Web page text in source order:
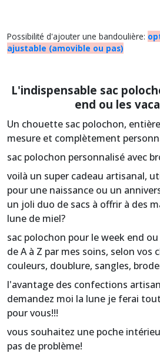
Possibilité d'ajouter une bandoulière:
ajustable (amovible ou pas)
L'indispensable sac
end ou les
Un chouette sac polochon,
mesure et complètement
sac polochon personnalisé avec
voilà un super cadeau artisanal,
pour une naissance ou un
un joli duo de sacs à offrir à des
lune de miel?
sac polochon pour le week end
de A à Z par mes soins, selon vos
couleurs, doublure, sangles,
l'avantage des confections
demandez moi la lune je ferai
pour vous!!!
vous souhaitez une poche
pas de problème!